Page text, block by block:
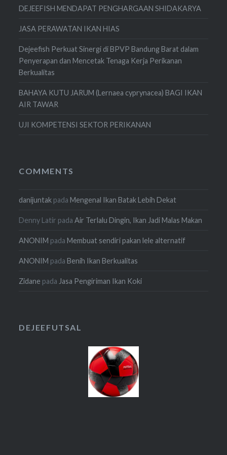
DEJEEFISH MENDAPAT PENGHARGAAN SHIDAKARYA
JASA PERAWATAN IKAN HIAS
Dejeefish Perkuat Sinergi di BPVP Bandung Barat dalam
Penyerapan dan Mencetak Tenaga Kerja Perikanan
Berkualitas
BAHAYA KUTU JARUM (Lernaea cyprynacea) BAGI IKAN
AIR TAWAR
UJI KOMPETENSI SEKTOR PERIKANAN
COMMENTS
danijuntak padaMengenal Ikan Batak Lebih Dekat
Denny Latir padaAir Terlalu Dingin, Ikan Jadi Malas Makan
ANONIM padaMembuat sendiri pakan lele alternatif
ANONIM padaBenih Ikan Berkualitas
Zidane padaJasa Pengiriman Ikan Koki
DEJEEFUTSAL